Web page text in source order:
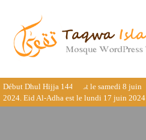
Début Dhul Hijja 1445 est le samedi 8 juin
2024. Eid Al-Adha est le lundi 17 juin 2024